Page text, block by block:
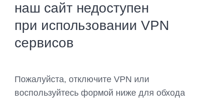
наш сайт недоступен
при использовании VPN
сервисов
Пожалуйста, отключите VPN или
воспользуйтесь формой ниже для обхода